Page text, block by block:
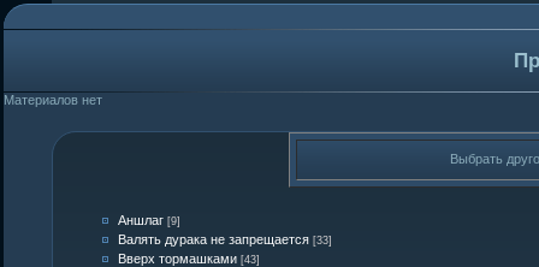
Материалов нет
Выбрать
Аншлаг [9]
Валять дурака не запрещается [33]
Вверх тормашками [43]